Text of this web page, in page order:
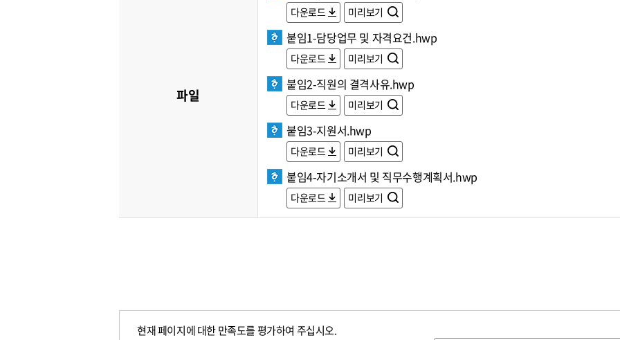
파일
다운로드 미리보기
붙임1-담당업무 및 자격요건.hwp
다운로드 미리보기
붙임2-직원의 결격사유.hwp
다운로드 미리보기
붙임3-지원서.hwp
다운로드 미리보기
붙임4-자기소개서 및 직무수행계획서.hwp
다운로드 미리보기
현재 페이지에 대한 만족도를 평가하여 주십시오.